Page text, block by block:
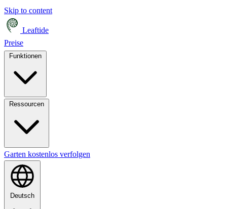
Skip to content
Leaftide
Preise
Garten kostenlos verfolgen
Deutsch